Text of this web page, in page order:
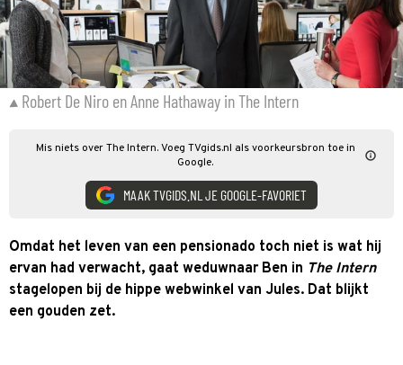
Robert De Niro en Anne Hathaway in The Intern
Mis niets over The Intern. Voeg TVgids.nl als voorkeursbron toe in
Google.
MAAK TVGIDS.NL JE GOOGLE-FAVORIET
Omdat het leven van een pensionado toch niet is wat hij
ervan had verwacht, gaat weduwnaar Ben in The Intern
stagelopen bij de hippe webwinkel van Jules. Dat blijkt
een gouden zet.